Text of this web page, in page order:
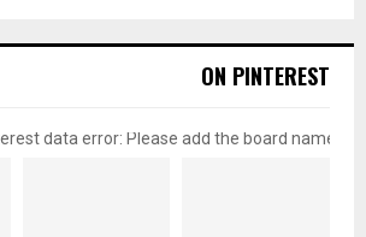
ON PINTEREST
data error: Please add the board name